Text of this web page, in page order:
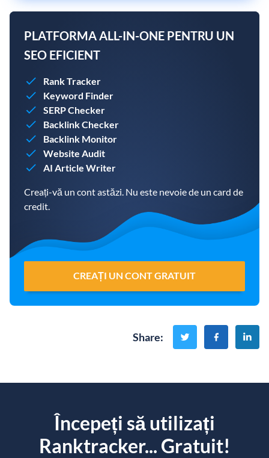
PLATFORMA ALL-IN-ONE PENTRU UN
SEO EFICIENT
Rank Tracker
Keyword Finder
SERP Checker
Backlink Checker
Backlink Monitor
Website Audit
AI Article Writer
Creați-vă un cont astăzi. Nu este nevoie de un card de
credit.
CREAȚI UN CONT GRATUIT
Share:
Începeți să utilizați
Ranktracker... Gratuit!